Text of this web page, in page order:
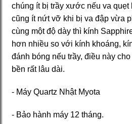
chúng ít bị trầy xước nếu va quẹt
cũng ít nứt vỡ khi bị va đập vừa
cùng một độ dày thì kính
hơn nhiều so với kính khoáng,
đánh bóng nếu trầy, điều này
bền rất lâu dài.
- Máy Quartz Nhật Myota
- Bảo hành máy 12 tháng.